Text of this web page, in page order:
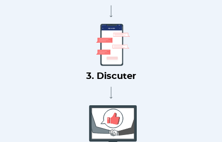
3. Discuter